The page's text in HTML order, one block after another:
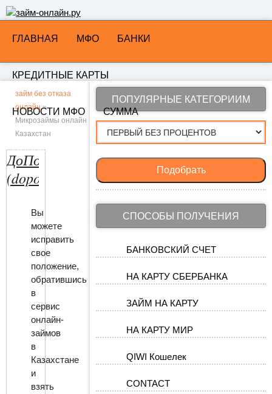
ГЛАВНАЯ МФО БАНКИ
КРЕДИТНЫЕ КАРТЫ
НОВОСТИ МФО СУММА
НОВЫЕ ЗАЙМЫ МФО
займ без отказа
онлайн»
Микрозаймы онлайн
Казахстан
ДоПолучки.кз
(dopo.kz)
Вы
можете
исправить
свое
положение,
обратившись
в
сервис
онлайн-
займов
в
Казахстане
и
взять
ПОПУЛЯРНЫЕ КАТЕГОРИИМ
Подобрать
СПОСОБЫ ПОЛУЧЕНИЯ
БАНКОВСКИЙ СЧЕТ
НА КАРТУ СБЕРБАНКА
ЗАЙМ НА КАРТУ
НА КАРТУ МИР
QIWI Кошелек
CONTACT